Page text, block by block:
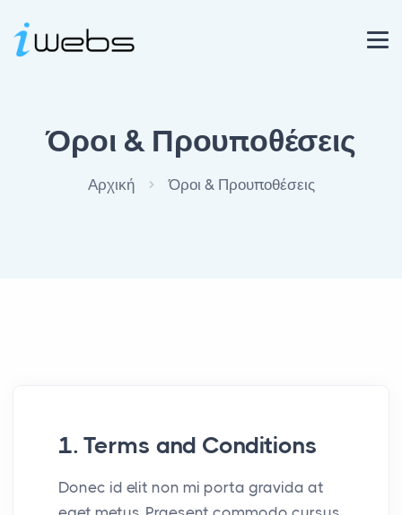
Όροι & Προυποθέσεις
Αρχική Όροι & Προυποθέσεις
1. Terms and Conditions
Donec id elit non mi porta gravida at